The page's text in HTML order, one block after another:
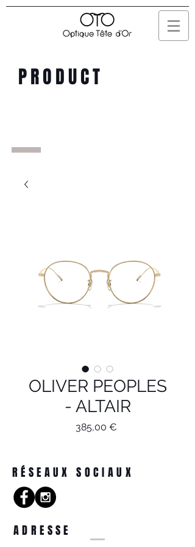
PRODUCT
OLIVER PEOPLES
- ALTAIR
385,00 €Prix
RÉSEAUX SOCIAUX
ADRESSE